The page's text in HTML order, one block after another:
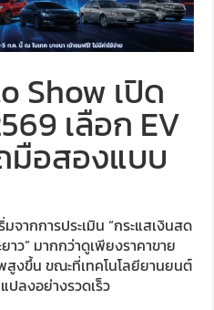
Show เปิด
เลือก EV
มือสองแบบ
จากการประเมิน “กระแสเงินสด
าว” มากกว่าดูเพียงราคาขาย
สูงขึ้น ขณะที่เทคโนโลยียานยนต์
ปลงอย่างรวดเร็ว